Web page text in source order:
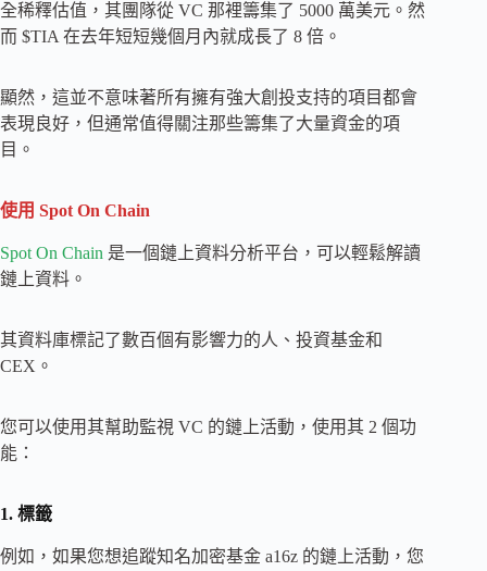
全稀釋估值，其團隊從 VC 那裡籌集了 5000 萬美元。然
而 $TIA 在去年短短幾個月內就成長了 8 倍。
顯然，這並不意味著所有擁有強大創投支持的項目都會
表現良好，但通常值得關注那些籌集了大量資金的項
目。
使用 Spot On Chain
Spot On Chain 是一個鏈上資料分析平台，可以輕鬆解讀
鏈上資料。
其資料庫標記了數百個有影響力的人、投資基金和
CEX。
您可以使用其幫助監視 VC 的鏈上活動，使用其 2 個功
能：
1. 標籤
例如，如果您想追蹤知名加密基金 a16z 的鏈上活動，您